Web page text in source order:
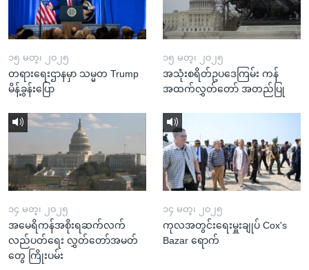
၁၅ မတ္၊ ၂၀၂၅
တရားရေးဌာနမှာ သမ္မတ Trump
မိန့်ခွန်းပြော
၁၅ မတ္၊ ၂၀၂၅
အသုံးစရိတ်ဥပဒေကြမ်း ကန်
အထက်လွှတ်တော် အတည်ပြု
၁၄ မတ္၊ ၂၀၂၅
အမေရိကန်အစိုးရဆက်လက်
လည်ပတ်ရေး လွှတ်တော်အမတ်
တွေ ကြိုးပမ်း
၁၄ မတ္၊ ၂၀၂၅
ကုလအတွင်းရေးမှူးချုပ် Cox's
Bazar ရောက်